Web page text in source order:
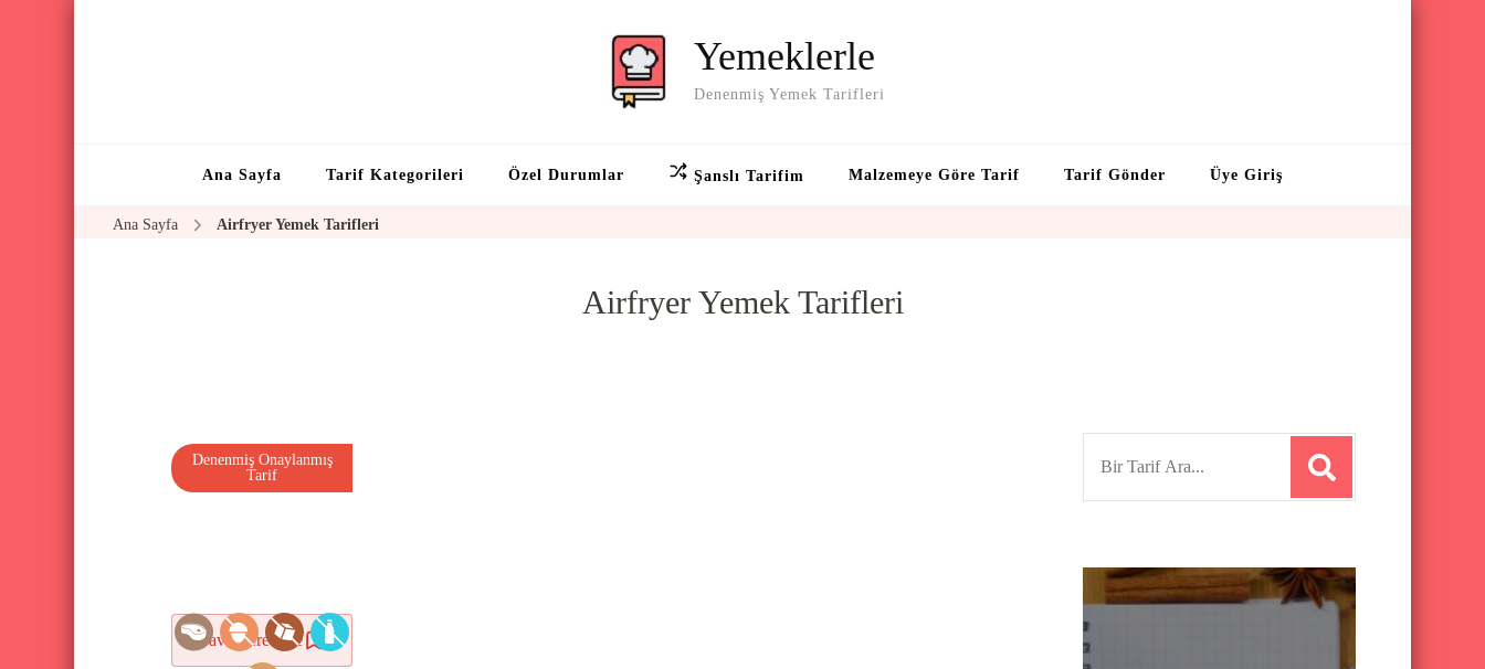
Yemeklerle
Denenmiş Yemek Tarifleri
Ana Sayfa Tarif Kategorileri Özel Durumlar Şanslı Tarifim Malzemeye Göre Tarif Tarif Gönder Üye Giriş
Ana Sayfa Airfryer Yemek Tarifleri
Airfryer Yemek Tarifleri
Favorilere ekle
Denenmiş Onaylanmış
Tarif
f